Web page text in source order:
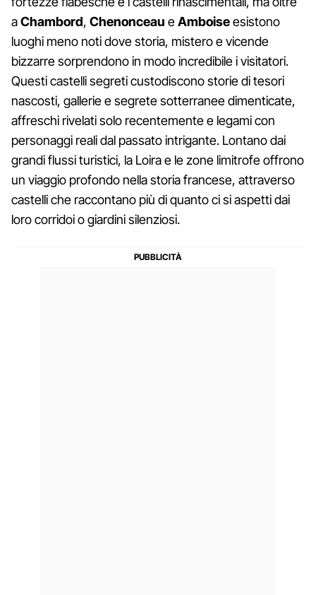
aChambord, Chenonceau eAmboiseesistono
luoghi meno noti dove storia, mistero e vicende
bizzarre sorprendono in modo incredibile i visitatori.
Questi castelli segreti custodiscono storie di tesori
nascosti, gallerie e segrete sotterranee dimenticate,
affreschi rivelati solo recentemente e legami con
personaggi reali dal passato intrigante. Lontano dai
grandi flussi turistici, la Loira e le zone limitrofe offrono
un viaggio profondo nella storia francese, attraverso
castelli che raccontano più di quanto ci si aspetti dai
loro corridoi o giardini silenziosi.